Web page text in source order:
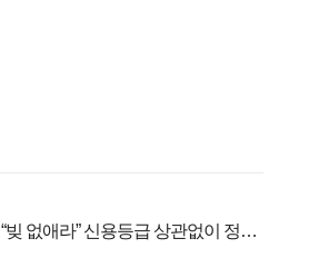
“빚 없애라” 신용등급 상관없이 정부